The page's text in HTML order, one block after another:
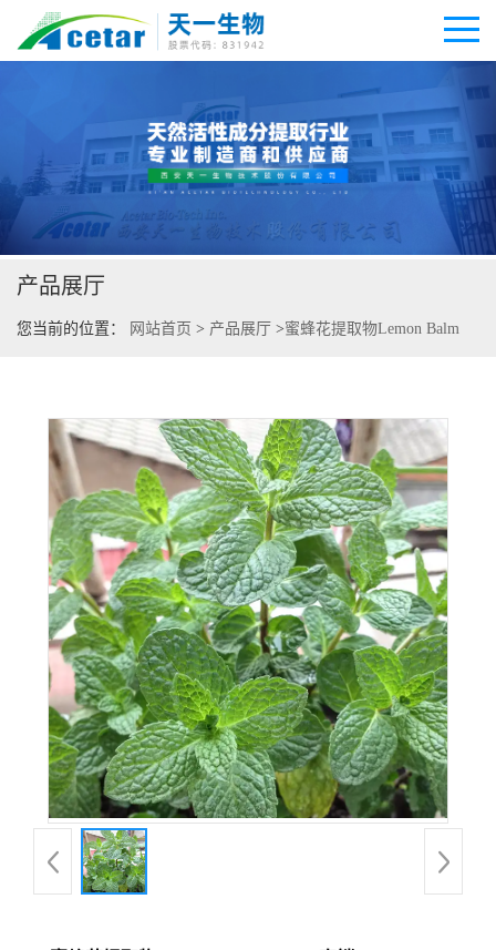
公司首页
公司介绍
公司动态
产品展厅
联系方式
在线留言
产品展厅
您当前的位置： 网站首页 > 产品展厅 >蜜蜂花提取物Lemon Balm